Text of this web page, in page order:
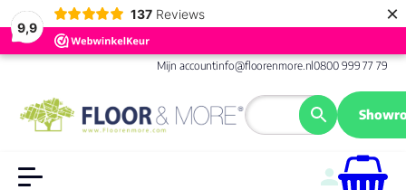
9,9
137 Reviews ×
Mijn accountinfo@floorenmore.nl0800 999 77 79